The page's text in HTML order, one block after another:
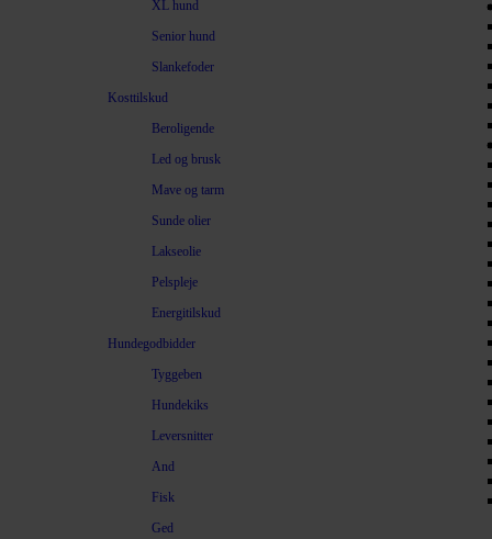
XL hund
Senior hund
Slankefoder
Kosttilskud
Beroligende
Led og brusk
Mave og tarm
Sunde olier
Lakseolie
Pelspleje
Energitilskud
Hundegodbidder
Tyggeben
Hundekiks
Leversnitter
And
Fisk
Ged